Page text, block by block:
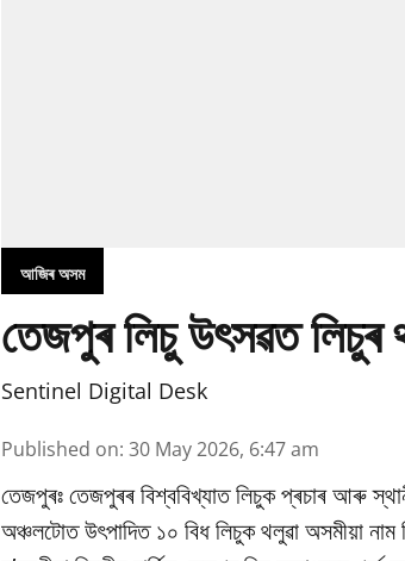
আজিৰ অসম
তেজপুৰ লিচু উৎসৱত
Sentinel Digital Desk
Published on: 30 May 2026, 6:47 am
তেজপুৰঃ তেজপুৰৰ বিশ্ববিখ্যাত লিচুক প্ৰচাৰ আৰু
অঞ্চলটোত উৎপাদিত ১০ বিধ লিচুক থলুৱা অসমীয়া